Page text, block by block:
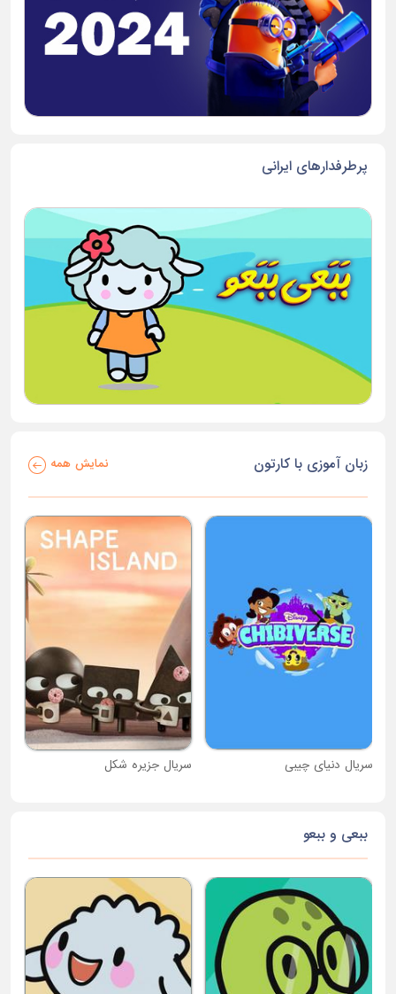
پرطرفدارهای ایرانی
زبان آموزی با کارتون نمایش همه
سریال دنیای چیبی سریال جزیره شکل
ببعی و ببعو